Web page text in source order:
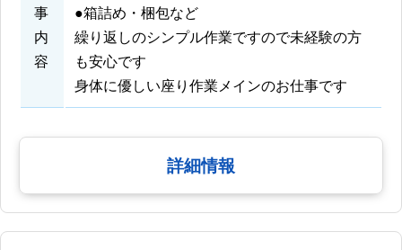
事
内
容
●箱詰め・梱包など
繰り返しのシンプル作業ですので未経験の方
も安心です
身体に優しい座り作業メインのお仕事です
詳細情報